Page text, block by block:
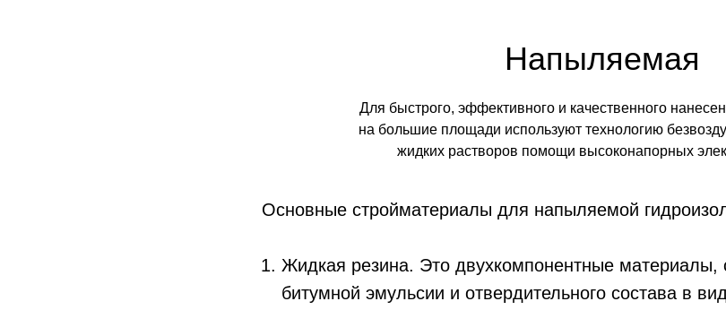
Напыляемая
Для быстрого, эффективного и качественного
на большие площади используют технологию
жидких растворов помощи высоконапорных
Основные стройматериалы для напыляемой
Жидкая резина. Это двухкомпонентные материалы,
битумной эмульсии и отвердительного состава в